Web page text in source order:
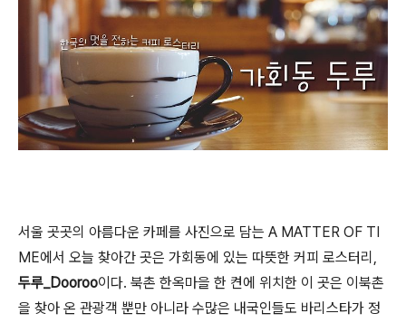
서울 곳곳의 아름다운 카페를 사진으로 담는 A MATTER OF TI
ME에서 오늘 찾아간 곳은 가회동에 있는 따뜻한 커피 로스터리,
두루_Dooroo이다. 북촌 한옥마을 한 켠에 위치한 이 곳은 이북촌
을 찾아 온 관광객 뿐만 아니라 수많은 내국인들도 바리스타가 정